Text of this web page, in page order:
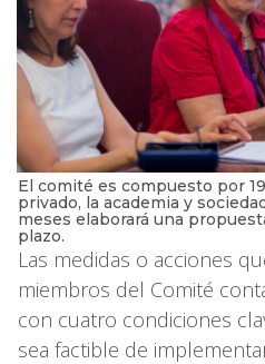
El comité es compuesto por
privado, la academia y
meses elaborará una
plazo.
Las medidas o acciones
miembros del Comité
con cuatro condiciones
sea factible de